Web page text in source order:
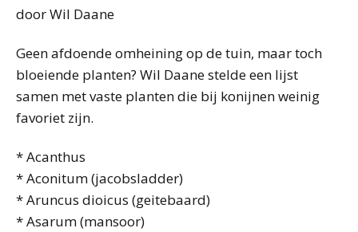
door Wil Daane
Geen afdoende omheining op de tuin, maar toch
bloeiende planten? Wil Daane stelde een lijst
samen met vaste planten die bij konijnen weinig
favoriet zijn.
* Acanthus
* Aconitum (jacobsladder)
* Aruncus dioicus (geitebaard)
* Asarum (mansoor)